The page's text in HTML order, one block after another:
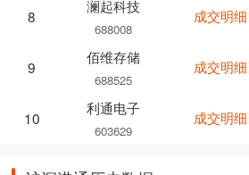
8
澜起科技
688008
9
佰维存储
688525
10
利通电子
603629
成交明细
成交明细
成交明细